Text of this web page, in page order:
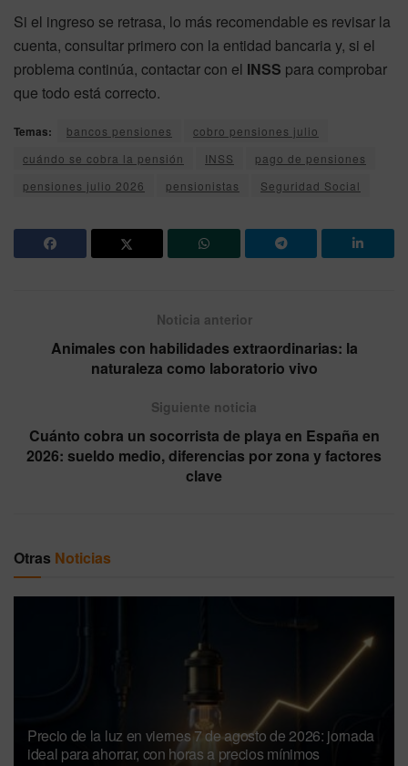
Si el ingreso se retrasa, lo más recomendable es revisar la
cuenta, consultar primero con la entidad bancaria y, si el
problema continúa, contactar con el INSS para comprobar
que todo está correcto.
Temas: bancos pensiones
cobro pensiones julio
cuándo se cobra la pensión
INSS
pago de pensiones
pensiones julio 2026
pensionistas Seguridad Social
Noticia anterior
Animales con habilidades extraordinarias: la
naturaleza como laboratorio vivo
Siguiente noticia
Cuánto cobra un socorrista de playa en España en
2026: sueldo medio, diferencias por zona y factores
clave
Otras Noticias
Precio de la luz en viernes 7 de agosto de 2026: jornada
ideal para ahorrar, con horas a precios mínimos